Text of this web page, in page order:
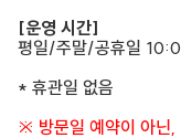
[운영 시간]
평일/주말/공휴일
* 휴관일 없음
※ 방문일 예약이 아닌,